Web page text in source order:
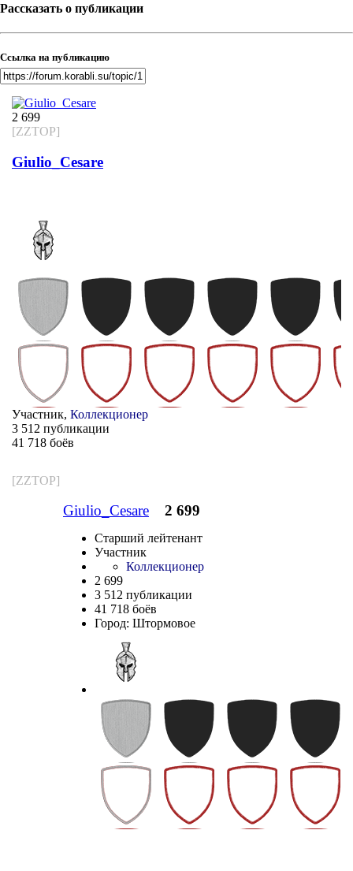
Рассказать о публикации
Ссылка на публикацию
2 699
[ZZTOP]
Giulio_Cesare
Участник, Коллекционер
3 512 публикации
41 718 боёв
[ZZTOP]
Giulio_Cesare 2 699
Старший лейтенант
Участник
Коллекционер
2 699
3 512 публикации
41 718 боёв
Город: Штормовое